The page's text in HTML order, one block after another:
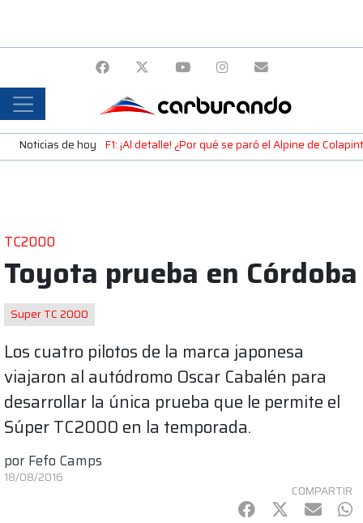
Noticias de hoy F1: ¡Al detalle! ¿Por qué se paró el Alpine de
TC2000
Toyota prueba en Córdoba
Super TC 2000
Los cuatro pilotos de la marca japonesa
viajaron al autódromo Oscar Cabalén para
desarrollar la única prueba que le permite el
Súper TC2000 en la temporada.
por Fefo Camps
18/08/2016
COMPARTIR
Facebook
Twitter
mail